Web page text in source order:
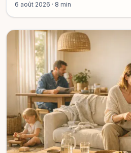
6 août 2026 · 8 min